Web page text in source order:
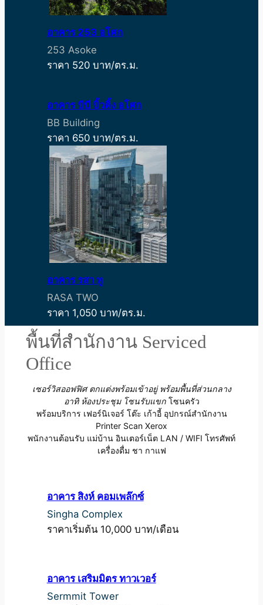
อาคาร 253 อโศก
253 Asoke
ราคา 520 บาท/ตร.ม.
อาคาร บีบี บิ้วดิ้ง อโศก
BB Building
ราคา 650 บาท/ตร.ม.
อาคาร รสา ทู
RASA TWO
ราคา 1,050 บาท/ตร.ม.
พื้นที่สำนักงาน Serviced
Office
เซอร์วิสออฟฟิศ ตกแต่งพร้อมเข้าอยู่ พร้อมพื้นที่ส่วนกลาง
อาทิ ห้องประชุม โซนรับแขกโซนครัว
พร้อมบริการ เฟอร์นิเจอร์ โต๊ะ เก้าอี้ อุปกรณ์สำนักงาน
Printer Scan Xerox
พนักงานต้อนรับ แม่บ้าน อินเตอร์เน็ต LAN / WIFI โทรศัพท์
เครื่องดื่ม ชา กาแฟ
อาคาร สิงห์ คอมเพล๊กซ์
Singha Complex
ราคาเริ่มต้น 10,000 บาท/เดือน
อาคาร เสริมมิตร ทาวเวอร์
Sermmit Tower